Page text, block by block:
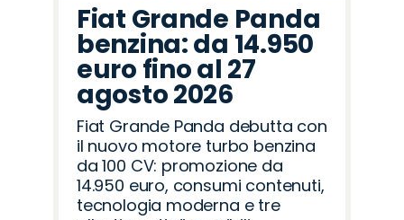
Fiat Grande Panda
benzina: da 14.950
euro fino al 27
agosto 2026
Fiat Grande Panda debutta con
il nuovo motore turbo benzina
da 100 CV: promozione da
14.950 euro, consumi contenuti,
tecnologia moderna e tre